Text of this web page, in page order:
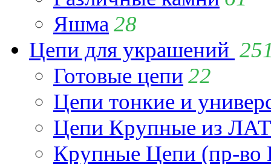
Яшма 28
Цепи для украшений
Готовые цепи 22
Цепи тонкие и
Цепи Крупные из
Крупные Цепи (пр-во